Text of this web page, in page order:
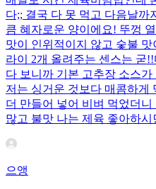
다;; 결국 다 못 먹고 다음날까
큼 혜자로운 양이에요! 뚜껑
맛이 인위적이지 않고 숯불
라이 2개 올려주는 센스는 굳
다 보니까 기본 고추장 소스
저는 싱거운 것보다 매콤하게
더 만들어 넣어 비벼 먹었더
많고 불맛 나는 제육 좋아하
으앵